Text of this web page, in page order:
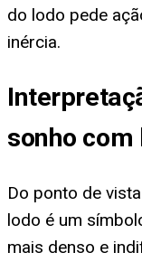
do lodo pede
inércia.
sonho com
Do ponto de
lodo é um
mais denso e